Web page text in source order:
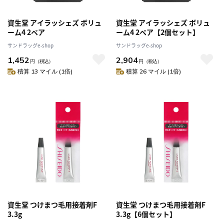
資生堂 アイラッシェズ ボリュ
ーム4 2ペア
サンドラッグe-shop
1,452 円 （税込）
積算 13 マイル (1倍)
資生堂 アイラッシェズ ボリュ
ーム4 2ペア【2個セット】
サンドラッグe-shop
2,904円 （税込）
積算 26 マイル (1倍)
資生堂 つけまつ毛用接着剤F
3.3g
資生堂 つけまつ毛用接着剤F
3.3g【6個セット】